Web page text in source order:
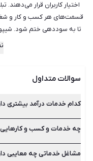
اختیار کاربران قرار
قسمت‌های هر کسب و کار و
تا به سوددهی ختم شود.
دارای کامل‌ترین و به
آمده است و قطعا در آینده
شیپور ثبت و منتشر کنید.
هم‌چنین اگر شما فردی هستید
می‌توانید آگهی‌های روزانه
سوالات متداول
کدام خدمات درآمد بیشتری
خدماتی مانند آرایشگری و
با توجه به میزان
چه خدمات و کسب و کارهایی
تفاوتی ندارد که شما چه
مشاغل خدماتی چه معایبی